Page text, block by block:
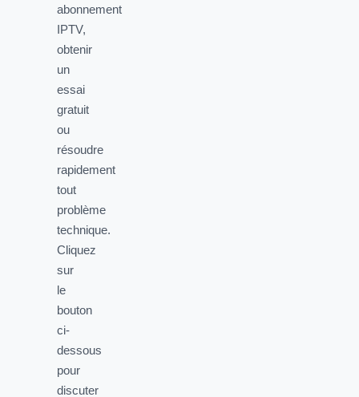
abonnement
IPTV,
obtenir
un
essai
gratuit
ou
résoudre
rapidement
tout
problème
technique.
Cliquez
sur
le
bouton
ci-
dessous
pour
discuter